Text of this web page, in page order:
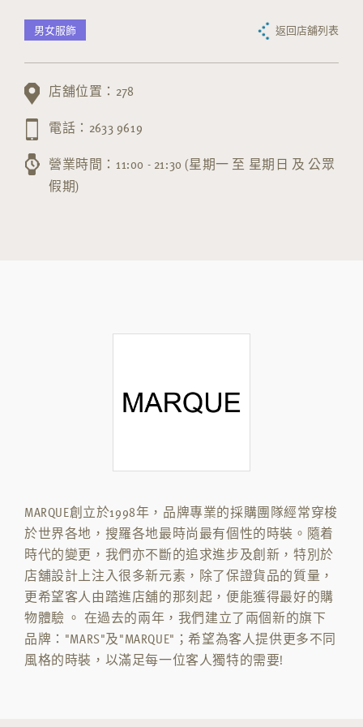
男女服飾 返回店舖列表
店舖位置：278
電話：2633 9619
營業時間：11:00 - 21:30 (星期一 至 星期日 及 公眾
假期)
MARQUE創立於1998年，品牌專業的採購團隊經常穿梭
於世界各地，搜羅各地最時尚最有個性的時裝。隨着
時代的變更，我們亦不斷的追求進步及創新，特別於
店舖設計上注入很多新元素，除了保證貨品的質量，
更希望客人由踏進店舖的那刻起，便能獲得最好的購
物體驗 。 在過去的兩年，我們建立了兩個新的旗下
品牌："MARS"及"MARQUE"；希望為客人提供更多不同
風格的時裝，以滿足每一位客人獨特的需要!